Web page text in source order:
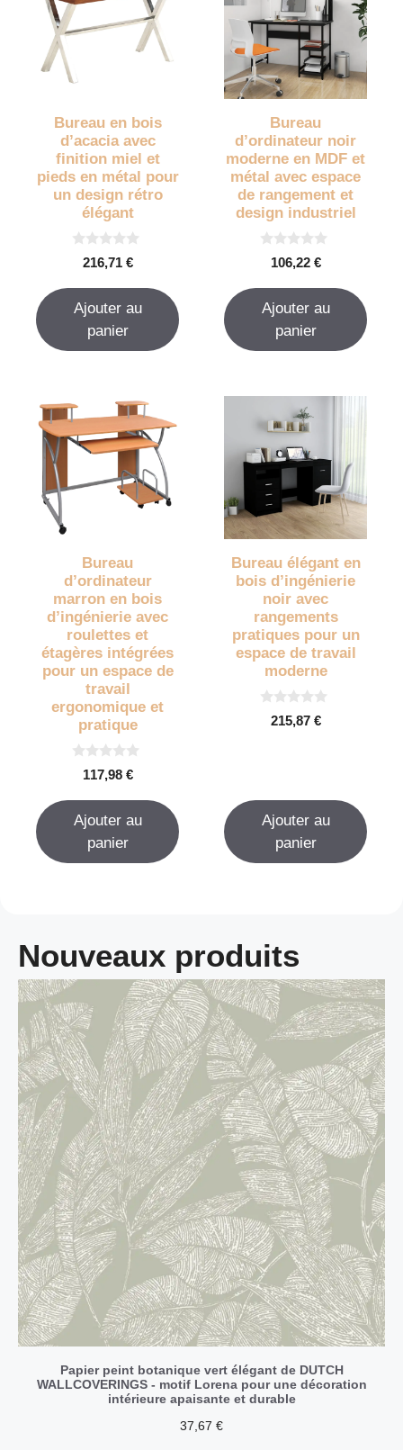
Bureau en bois
d’acacia avec
finition miel et
pieds en métal pour
un design rétro
élégant
s
5
216,71 €
Ajouter au
panier
Bureau
d’ordinateur noir
moderne en MDF et
métal avec espace
de rangement et
design industriel
s
5
106,22 €
Ajouter au
panier
Bureau
d’ordinateur
marron en bois
d’ingénierie avec
roulettes et
étagères intégrées
pour un espace de
travail
ergonomique et
pratique
s
5
117,98 €
Ajouter au
panier
Bureau élégant en
bois d’ingénierie
noir avec
rangements
pratiques pour un
espace de travail
moderne
s215,87 €
Ajouter au
panier
Nouveaux produits
Papier peint botanique vert élégant de DUTCH
WALLCOVERINGS - motif Lorena pour une décoration
intérieure apaisante et durable
37,67 €